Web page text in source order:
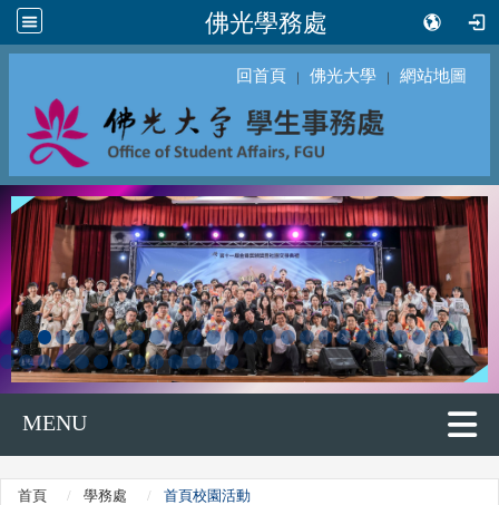
佛光學務處
回首頁 ｜ 佛光大學 ｜ 網站地圖
MENU
首頁 學務處 首頁校園活動